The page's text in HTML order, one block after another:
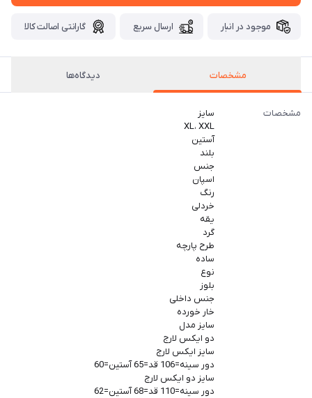
موجود در انبار ارسال سریع گارانتی اصالت کالا
مشخصات دیدگاه‌ها
مشخصات
سایز
XL، XXL
آستین
بلند
جنس
اسپان
رنگ
خردلی
یقه
گرد
طرح پارچه
ساده
نوع
بلوز
جنس داخلی
خار خورده
سایز مدل
دو ایکس لارج
سایز ایکس لارج
دور سینه=106 قد=65 آستین=60
سایز دو ایکس لارج
دور سینه=110 قد=68 آستین=62